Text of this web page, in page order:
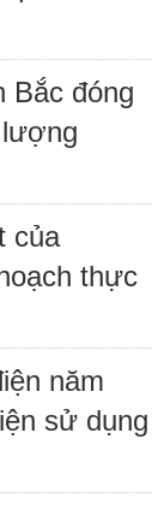
Bắc đóng
của
thực
năm
sử dụng